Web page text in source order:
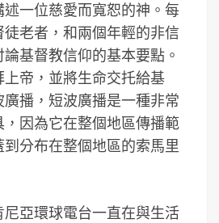
一位慈愛而寬恕的神。每
老者，和兩個年輕的非信
基督教信仰的基本要點。
帝，並將生命交托給基
播，短波廣播是一種非常
因為它在整個地區傳播範
分布在整個地區的索馬里
尼亞環球電台一直在與生活